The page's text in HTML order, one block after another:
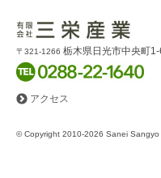
〒321-1266 栃木県日光市中央町1-
アクセス
© Copyright 2010-2026 Sanei Sangyo